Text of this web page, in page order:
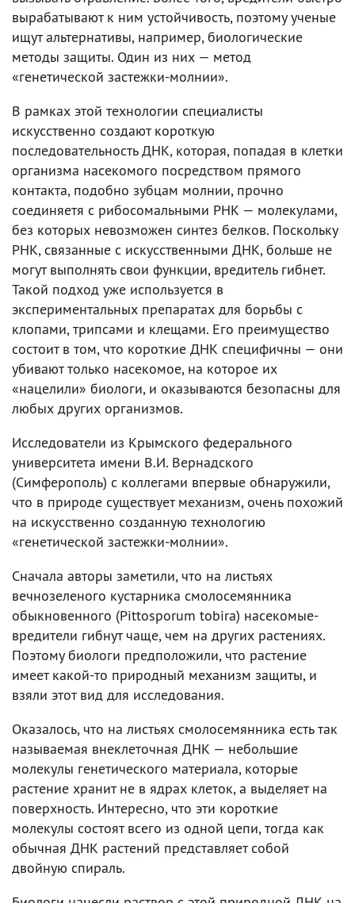
вырабатывают к ним устойчивость, поэтому ученые
ищут альтернативы, например, биологические
методы защиты. Один из них — метод
«генетической застежки-молнии».
В рамках этой технологии специалисты
искусственно создают короткую
последовательность ДНК, которая, попадая в клетки
организма насекомого посредством прямого
контакта, подобно зубцам молнии, прочно
соединяетя с рибосомальными РНК — молекулами,
без которых невозможен синтез белков. Поскольку
РНК, связанные с искусственными ДНК, больше не
могут выполнять свои функции, вредитель гибнет.
Такой подход уже используется в
экспериментальных препаратах для борьбы с
клопами, трипсами и клещами. Его преимущество
состоит в том, что короткие ДНК специфичны — они
убивают только насекомое, на которое их
«нацелили» биологи, и оказываются безопасны для
любых других организмов.
Исследователи из Крымского федерального
университета имени В.И. Вернадского
(Симферополь) с коллегами впервые обнаружили,
что в природе существует механизм, очень похожий
на искусственно созданную технологию
«генетической застежки-молнии».
Сначала авторы заметили, что на листьях
вечнозеленого кустарника смолосемянника
обыкновенного (Pittosporum tobira) насекомые-
вредители гибнут чаще, чем на других растениях.
Поэтому биологи предположили, что растение
имеет какой-то природный механизм защиты, и
взяли этот вид для исследования.
Оказалось, что на листьях смолосемянника есть так
называемая внеклеточная ДНК — небольшие
молекулы генетического материала, которые
растение хранит не в ядрах клеток, а выделяет на
поверхность. Интересно, что эти короткие
молекулы состоят всего из одной цепи, тогда как
обычная ДНК растений представляет собой
двойную спираль.